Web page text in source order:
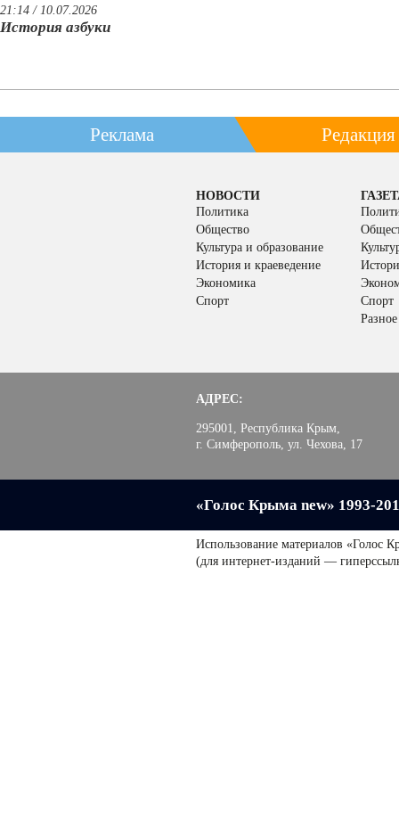
21:14 / 10.07.2026
История азбуки
Реклама Редакция
НОВОСТИ
Политика
Общество
Культура и образование
История и краеведение
Экономика
Спорт
Спорт
Разное
АДРЕС:
295001, Республика Крым,
г. Симферополь, ул. Чехова, 17
«Голос Крыма new» 1993-
Использование материалов «Голос
(для интернет-изданий —